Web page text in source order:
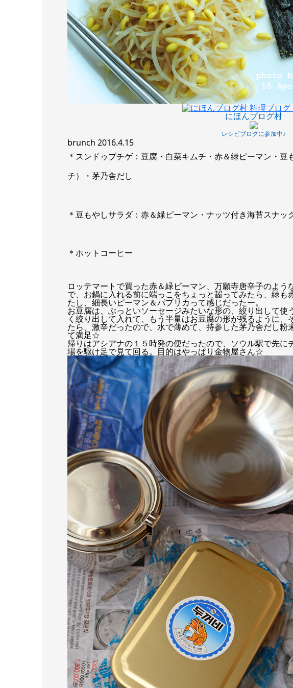
にほんブログ村
レシピブログに参加中♪
brunch 2016.4.15
＊スンドゥブチゲ：豆腐・白菜キムチ・赤＆緑ピーマン・
チ）・茅乃舎だし
＊豆もやしサラダ：赤＆緑ピーマン・ナッツ付き海苔スナ
＊ホットコーヒー
ロッテマートで買った赤＆緑ピーマン、万願寺唐辛子のよ
で、お鍋に入れる前に端っこをちょっと齧ってみたら、緑も
たし、細長いピーマン＆パプリカって感じだったー。
お豆腐は、ぶっといソーセージみたいな形の、絞り出して
く絞り出して入れて、もう半量はお豆腐の形が残るように
たら、激辛だったので、水で薄めて、持参した茅乃舎だし粉
て満足☆
帰りはアシアナの１５時発の便だったので、ソウル駅で先
場を駆け足で見て回る。目的はやっぱり金物屋さん☆